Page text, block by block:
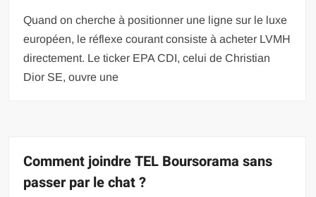
Quand on cherche à positionner une ligne sur le luxe
européen, le réflexe courant consiste à acheter LVMH
directement. Le ticker EPA CDI, celui de Christian
Dior SE, ouvre une
Comment joindre TEL Boursorama sans
passer par le chat ?